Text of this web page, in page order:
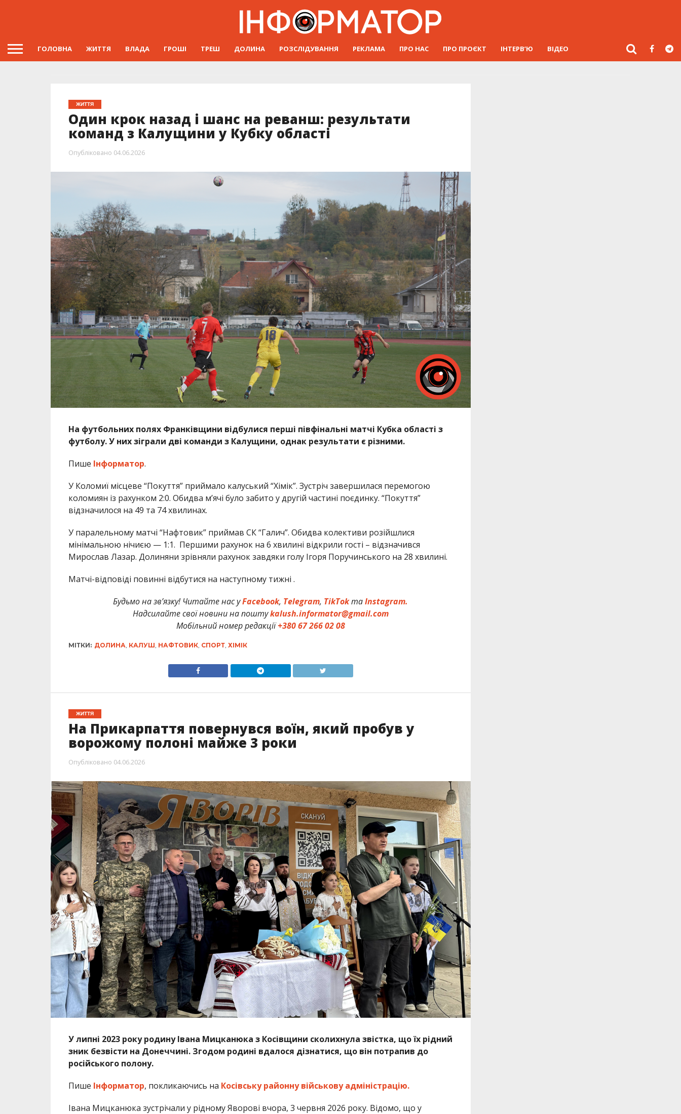
ГОЛОВНА ЖИТТЯ ВЛАДА ГРОШІ ТРЕШ ДОЛИНА РОЗСЛІДУВАННЯ РЕКЛАМА ПРО НАС ПРО ПРОЄКТ ІНТЕРВ’Ю ВІДЕО
ЖИТТЯ
Один крок назад і шанс на реванш: результати
команд з Калущини у Кубку області
Опубліковано 04.06.2026
На футбольних полях Франківщини відбулися перші півфінальні матчі Кубка області з
футболу. У них зіграли дві команди з Калущини, однак результати є різними.
Пише Інформатор.
У Коломиї місцеве “Покуття” приймало калуський “Хімік”. Зустріч завершилася перемогою
коломиян із рахунком 2:0. Обидва мʼячі було забито у другій частині поєдинку. “Покуття”
відзначилося на 49 та 74 хвилинах.
У паралельному матчі “Нафтовик” приймав СК “Галич”. Обидва колективи розійшлися
мінімальною нічиєю — 1:1. Першими рахунок на 6 хвилині відкрили гості – відзначився
Мирослав Лазар. Долиняни зрівняли рахунок завдяки голу Ігоря Поручинського на 28 хвилині.
Матчі-відповіді повинні відбутися на наступному тижні .
Будьмо на зв’язку! Читайте нас уFacebook, Telegram, TikTokтаInstagram.
Надсилайте свої новини на поштуkalush.informator@gmail.com
Мобільний номер редакції+380 67 266 02 08
МІТКИ: ДОЛИНА, КАЛУШ, НАФТОВИК, СПОРТ, ХІМІК
ЖИТТЯ
На Прикарпаття повернувся воїн, який пробув у
ворожому полоні майже 3 роки
Опубліковано 04.06.2026
У липні 2023 року родину Івана Мицканюка з Косівщини сколихнула звістка, що їх рідний
зник безвісти на Донеччині. Згодом родині вдалося дізнатися, що він потрапив до
російського полону.
Пише Інформатор, покликаючись на Косівську районну військову адміністрацію.
Івана Мицканюка зустрічали у рідному Яворові вчора, 3 червня 2026 року. Відомо, що у